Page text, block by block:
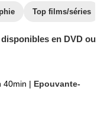
Top films/séries
en DVD ou
40min | Epouvante-